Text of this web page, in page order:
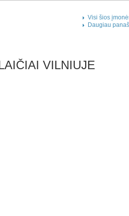
VILNIUJE
Visi šios
Daugiau